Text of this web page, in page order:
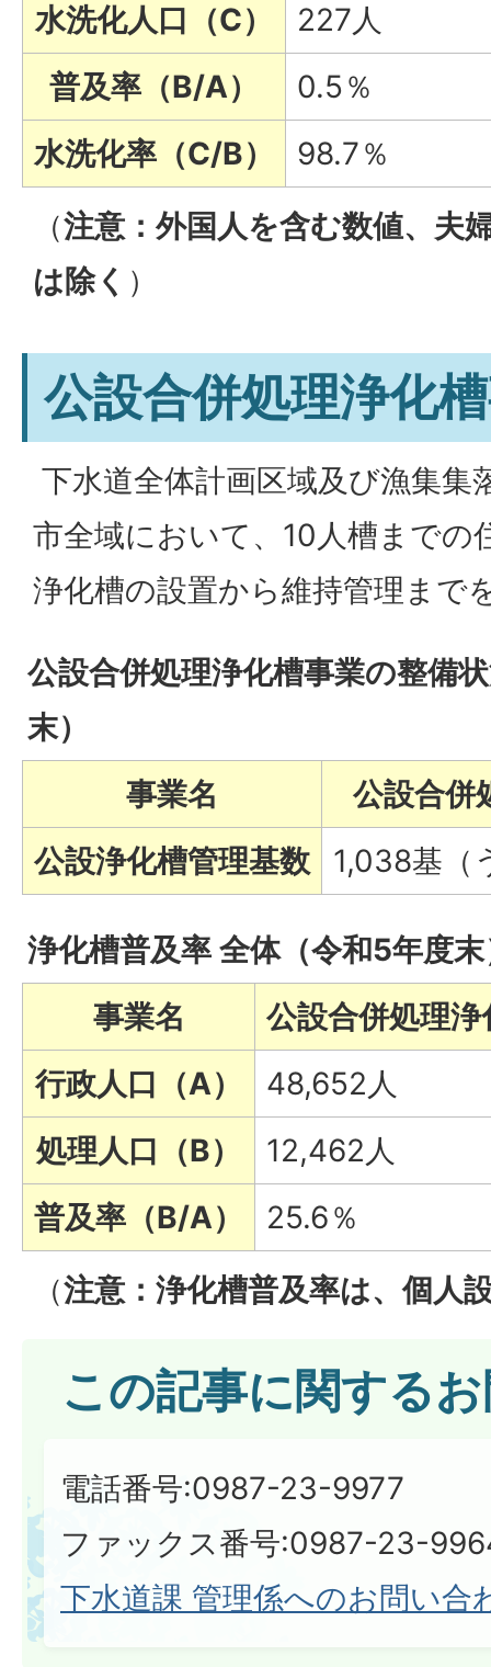
水洗化人口（C）
227人
普及率（B/A）
0.5％
水洗化率（C/B）
98.7％
（注意：外国人を含む数値、夫
は除く ）
公設合併処理浄化
下水道全体計画区域及び漁集集
市全域において、10人槽までの
浄化槽の設置から維持管理まで
公設合併処理浄化槽事業の整備
末）
事業名
公設合併
公設浄化槽管理基数
1,038基（
浄化槽普及率 全体（令和5年度
事業名
公設合併処理浄
行政人口（A）
48,652人
処理人口（B）
12,462人
普及率（B/A）
25.6％
（注意：浄化槽普及率は、個人
この記事に関する
電話番号:0987-23-9977
ファックス番号:0987-23-
下水道課 管理係へのお問い合